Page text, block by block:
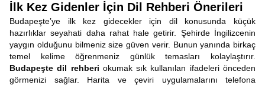
İlk Kez Gidenler İçin Dil Rehberi Önerileri
Budapeşte’ye ilk kez gidecekler için dil konusunda küçük
hazırlıklar seyahati daha rahat hale getirir. Şehirde İngilizcenin
yaygın olduğunu bilmeniz size güven verir. Bunun yanında birkaç
temel kelime öğrenmeniz günlük temasları kolaylaştırır.
Budapeşte dil rehberi okumak sık kullanılan ifadeleri önceden
görmenizi sağlar. Harita ve çeviri uygulamalarını telefona